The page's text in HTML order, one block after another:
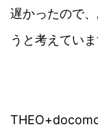
遅かったので
うと考えていま